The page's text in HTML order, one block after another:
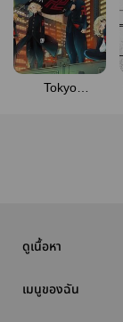
Tokyo
ดูเนื้อหา
เมนูของฉัน